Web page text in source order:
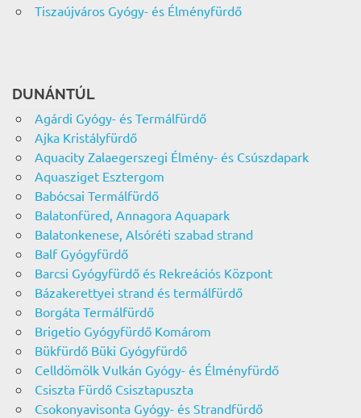
Tiszaújváros Gyógy- és Élményfürdő
DUNÁNTÚL
Agárdi Gyógy- és Termálfürdő
Ajka Kristályfürdő
Aquacity Zalaegerszegi Élmény- és Csúszdapark
Aquasziget Esztergom
Babócsai Termálfürdő
Balatonfüred, Annagora Aquapark
Balatonkenese, Alsóréti szabad strand
Balf Gyógyfürdő
Barcsi Gyógyfürdő és Rekreációs Központ
Bázakerettyei strand és termálfürdő
Borgáta Termálfürdő
Brigetio Gyógyfürdő Komárom
Bükfürdő Büki Gyógyfürdő
Celldömölk Vulkán Gyógy- és Élményfürdő
Csiszta Fürdő Csisztapuszta
Csokonyavisonta Gyógy- és Strandfürdő